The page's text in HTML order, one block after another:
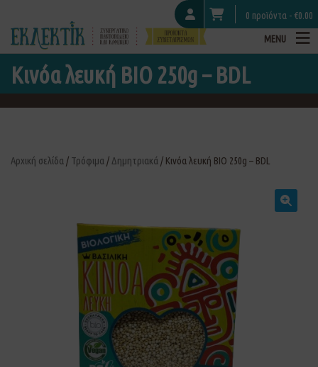
0 προϊόντα - €0.00
MENU
Κινόα λευκή ΒΙΟ 250g – BDL
Αρχική σελίδα / Τρόφιμα / Δημητριακά / Κινόα λευκή ΒΙΟ 250g – BDL